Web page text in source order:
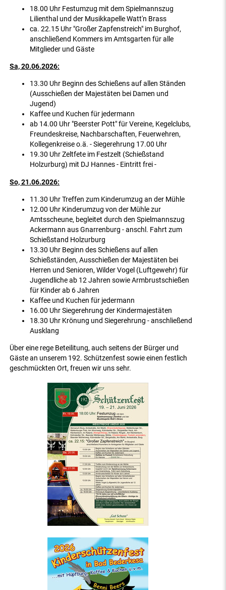
18.00 Uhr Festumzug mit dem Spielmannszug
Lilienthal und der Musikkapelle Watt'n Brass
ca. 22.15 Uhr "Großer Zapfenstreich" im Burghof,
anschließend Kommers im Amtsgarten für alle
Mitglieder und Gäste
Sa, 20.06.2026:
13.30 Uhr Beginn des Schießens auf allen Ständen
(Ausschießen der Majestäten bei Damen und
Jugend)
Kaffee und Kuchen für jedermann
ab 14.00 Uhr "Beerster Pott" für Vereine, Kegelclubs,
Freundeskreise, Nachbarschaften, Feuerwehren,
Kollegenkreise o.ä. - Siegerehrung 17.00 Uhr
19.30 Uhr Zeltfete im Festzelt (Schießstand
Holzurburg) mit DJ Hannes - Eintritt frei -
So, 21.06.2026:
11.30 Uhr Treffen zum Kinderumzug an der Mühle
12.00 Uhr Kinderumzug von der Mühle zur
Amtsscheune, begleitet durch den Spielmannszug
Ackermann aus Gnarrenburg - anschl. Fahrt zum
Schießstand Holzurburg
13.30 Uhr Beginn des Schießens auf allen
Schießständen, Ausschießen der Majestäten bei
Herren und Senioren, Wilder Vogel (Luftgewehr) für
Jugendliche ab 12 Jahren sowie Armbrustschießen
für Kinder ab 6 Jahren
Kaffee und Kuchen für jedermann
16.00 Uhr Siegerehrung der Kindermajestäten
18.30 Uhr Krönung und Siegerehrung - anschließend
Ausklang
Über eine rege Beteilitung, auch seitens der Bürger und
Gäste an unserem 192. Schützenfest sowie einen festlich
geschmückten Ort, freuen wir uns sehr.